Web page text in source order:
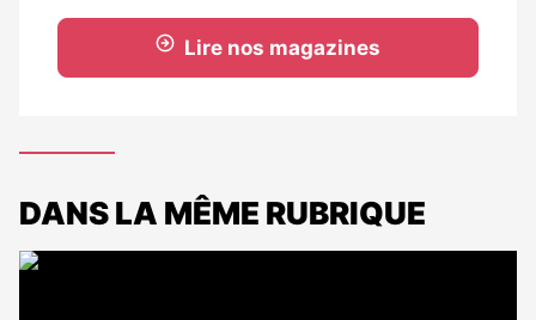
Lire nos magazines
DANS LA MÊME RUBRIQUE